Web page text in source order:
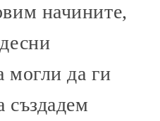
начините,
могли да ги